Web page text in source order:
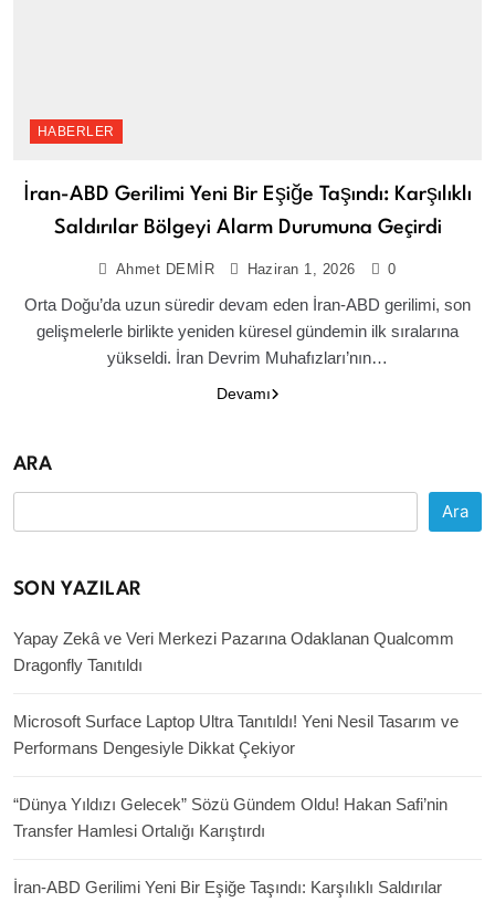
HABERLER
İran-ABD Gerilimi Yeni Bir Eşiğe Taşındı: Karşılıklı
Saldırılar Bölgeyi Alarm Durumuna Geçirdi
Ahmet DEMİR Haziran 1, 2026 0
Orta Doğu’da uzun süredir devam eden İran-ABD gerilimi, son
gelişmelerle birlikte yeniden küresel gündemin ilk sıralarına
yükseldi. İran Devrim Muhafızları’nın…
Devamı
ARA
Ara
SON YAZILAR
Yapay Zekâ ve Veri Merkezi Pazarına Odaklanan Qualcomm
Dragonfly Tanıtıldı
Microsoft Surface Laptop Ultra Tanıtıldı! Yeni Nesil Tasarım ve
Performans Dengesiyle Dikkat Çekiyor
“Dünya Yıldızı Gelecek” Sözü Gündem Oldu! Hakan Safi’nin
Transfer Hamlesi Ortalığı Karıştırdı
İran-ABD Gerilimi Yeni Bir Eşiğe Taşındı: Karşılıklı Saldırılar